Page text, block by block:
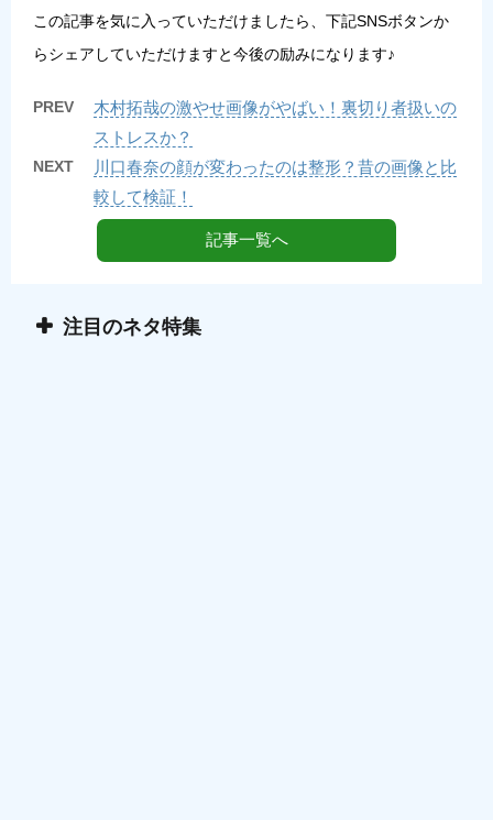
この記事を気に入っていただけましたら、下記SNSボタンか
らシェアしていただけますと今後の励みになります♪
PREV
木村拓哉の激やせ画像がやばい！裏切り者扱いの
ストレスか？
NEXT
川口春奈の顔が変わったのは整形？昔の画像と比
較して検証！
記事一覧へ
注目のネタ特集